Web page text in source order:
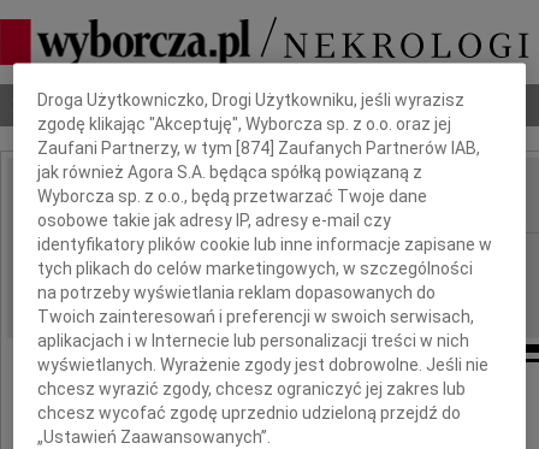
Nekrologi Odeszli Poradnik pogrzebowy
IMIĘ I NAZWISKO:
REGION: Częstochowa
DATA EMISJI: 06.07.2018
Panu
Dbamy o Twoją prywatność
Droga Użytkowniczko, Drogi Użytkowniku, jeśli wyrazisz
zgodę klikając "Akceptuję", Wyborcza sp. z o.o. oraz jej
Zaufani Partnerzy, w tym [874] Zaufanych Partnerów IAB,
jak również Agora S.A. będąca spółką powiązaną z
Wyborcza sp. z o.o., będą przetwarzać Twoje dane
osobowe takie jak adresy IP, adresy e-mail czy
identyfikatory plików cookie lub inne informacje zapisane w
tych plikach do celów marketingowych, w szczególności
na potrzeby wyświetlania reklam dopasowanych do
Twoich zainteresowań i preferencji w swoich serwisach,
aplikacjach i w Internecie lub personalizacji treści w nich
wyświetlanych. Wyrażenie zgody jest dobrowolne. Jeśli nie
chcesz wyrazić zgody, chcesz ograniczyć jej zakres lub
chcesz wycofać zgodę uprzednio udzieloną przejdź do
„Ustawień Zaawansowanych”.